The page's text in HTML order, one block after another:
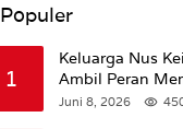
Populer
1
Keluarga Nus
Ambil Peran
Kematian
Juni 8, 2026